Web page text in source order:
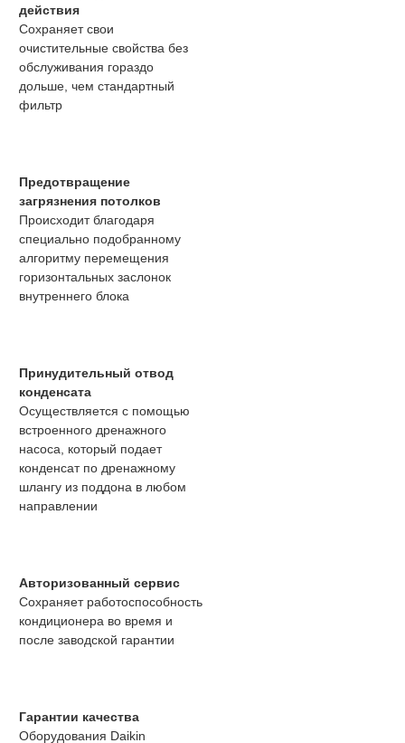
действия
Сохраняет свои
очистительные свойства без
обслуживания гораздо
дольше, чем стандартный
фильтр
Предотвращение
загрязнения потолков
Происходит благодаря
специально подобранному
алгоритму перемещения
горизонтальных заслонок
внутреннего блока
Принудительный отвод
конденсата
Осуществляется с помощью
встроенного дренажного
насоса, который подает
конденсат по дренажному
шлангу из поддона в любом
направлении
Авторизованный сервис
Сохраняет работоспособность
кондиционера во время и
после заводской гарантии
Гарантии качества
Оборудования Daikin